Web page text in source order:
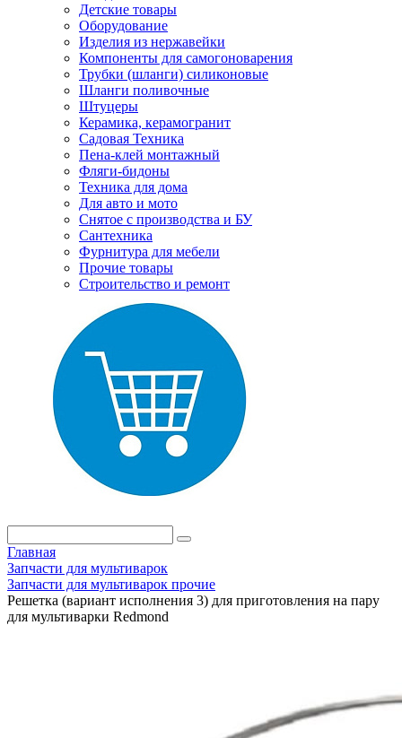
Детские товары
Оборудование
Изделия из нержавейки
Компоненты для самогоноварения
Трубки (шланги) силиконовые
Шланги поливочные
Штуцеры
Керамика, керамогранит
Садовая Техника
Пена-клей монтажный
Фляги-бидоны
Техника для дома
Для авто и мото
Снятое с производства и БУ
Сантехника
Фурнитура для мебели
Прочие товары
Строительство и ремонт
Главная
Запчасти для мультиварок
Запчасти для мультиварок прочие
Решетка (вариант исполнения 3) для приготовления на пару
для мультиварки Redmond